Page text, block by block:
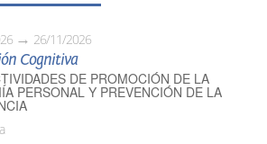
26/11/2026
Cognitiva
DE PROMOCIÓN DE LA
PERSONAL Y PREVENCIÓN DE LA